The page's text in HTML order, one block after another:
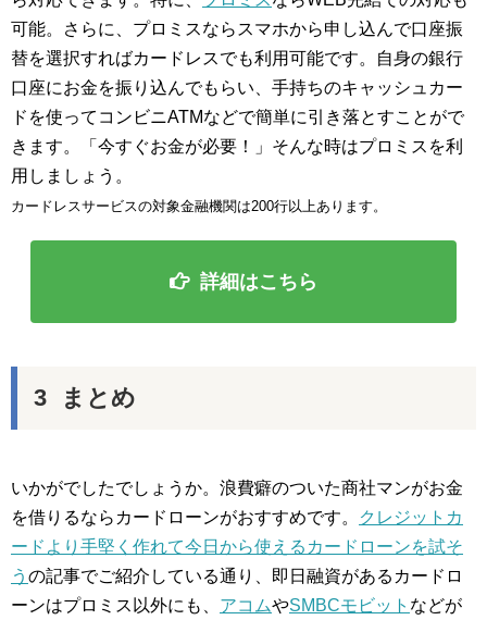
可能。さらに、プロミスならスマホから申し込んで口座振
替を選択すればカードレスでも利用可能です。自身の銀行
口座にお金を振り込んでもらい、手持ちのキャッシュカー
ドを使ってコンビニATMなどで簡単に引き落とすことがで
きます。「今すぐお金が必要！」そんな時はプロミスを利
用しましょう。
カードレスサービスの対象金融機関は200行以上あります。
詳細はこちら
まとめ
いかがでしたでしょうか。浪費癖のついた商社マンがお金
を借りるならカードローンがおすすめです。
クレジットカ
ードより手堅く作れて今日から使えるカードローンを試そ
う の記事でご紹介している通り、即日融資があるカードロ
ーンはプロミス以外にも、 アコムやSMBCモビット などが